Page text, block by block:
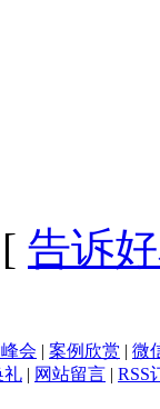
告诉
会 案例欣赏
微
礼 网站留言 RSS